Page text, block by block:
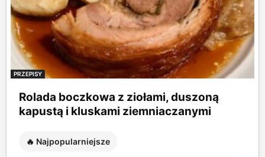
PRZEPISY
Rolada boczkowa z ziołami, duszoną
kapustą i kluskami ziemniaczanymi
🔥 Najpopularniejsze